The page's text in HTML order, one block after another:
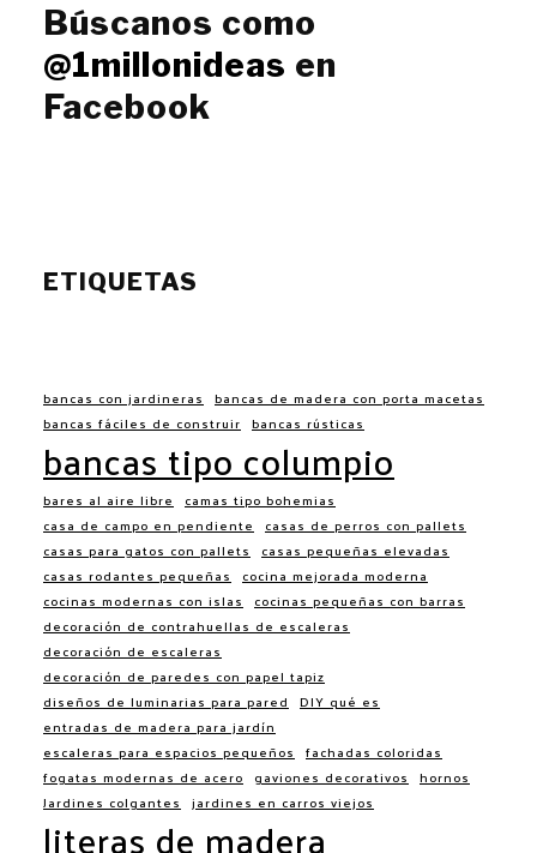
Búscanos como
@1millonideas en
Facebook
ETIQUETAS
bancas con jardineras bancas de madera con porta macetas
bancas fáciles de construir bancas rústicas
bancas tipo columpio
bares al aire libre
camas tipo bohemias
casa de campo en pendiente
casas de perros con pallets
casas para gatos con pallets
casas pequeñas elevadas
casas rodantes pequeñas
cocina mejorada moderna
cocinas modernas con islas
cocinas pequeñas con barras
decoración de contrahuellas de escaleras
decoración de escaleras
decoración de paredes con papel tapiz
diseños de luminarias para pared DIY qué es
entradas de madera para jardín
escaleras para espacios pequeños fachadas coloridas
fogatas modernas de acero gaviones decorativos hornos
Jardines colgantes jardines en carros viejos
literas de madera